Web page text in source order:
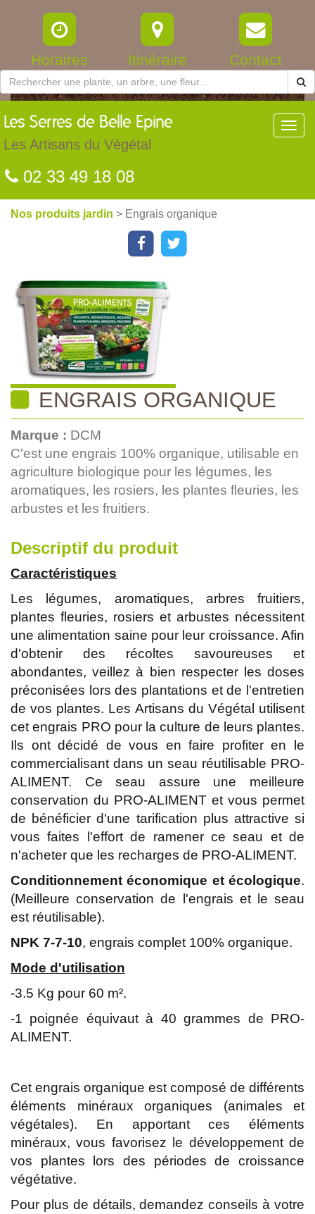
Horaires Itinéraire Contact
Les Serres de Belle Epine
Les Artisans du Végétal
02 33 49 18 08
Nos produits jardin > Engrais organique
ENGRAIS ORGANIQUE
Marque : DCM
C'est une engrais 100% organique, utilisable en
agriculture biologique pour les légumes, les
aromatiques, les rosiers, les plantes fleuries, les
arbustes et les fruitiers.
Descriptif du produit
Caractéristiques
Les légumes, aromatiques, arbres fruitiers,
plantes fleuries, rosiers et arbustes nécessitent
une alimentation saine pour leur croissance. Afin
d'obtenir des récoltes savoureuses et
abondantes, veillez à bien respecter les doses
préconisées lors des plantations et de l'entretien
de vos plantes. Les Artisans du Végétal utilisent
cet engrais PRO pour la culture de leurs plantes.
Ils ont décidé de vous en faire profiter en le
commercialisant dans un seau réutilisable PRO-
ALIMENT. Ce seau assure une meilleure
conservation du PRO-ALIMENT et vous permet
de bénéficier d'une tarification plus attractive si
vous faites l'effort de ramener ce seau et de
n'acheter que les recharges de PRO-ALIMENT.
Conditionnement économique et écologique.
(Meilleure conservation de l'engrais et le seau
est réutilisable).
NPK 7-7-10, engrais complet 100% organique.
Mode d'utilisation
-3.5 Kg pour 60 m².
-1 poignée équivaut à 40 grammes de PRO-
ALIMENT.
Cet engrais organique est composé de différents
éléments minéraux organiques (animales et
végétales). En apportant ces éléments
minéraux, vous favorisez le développement de
vos plantes lors des périodes de croissance
végétative.
Pour plus de détails, demandez conseils à votre